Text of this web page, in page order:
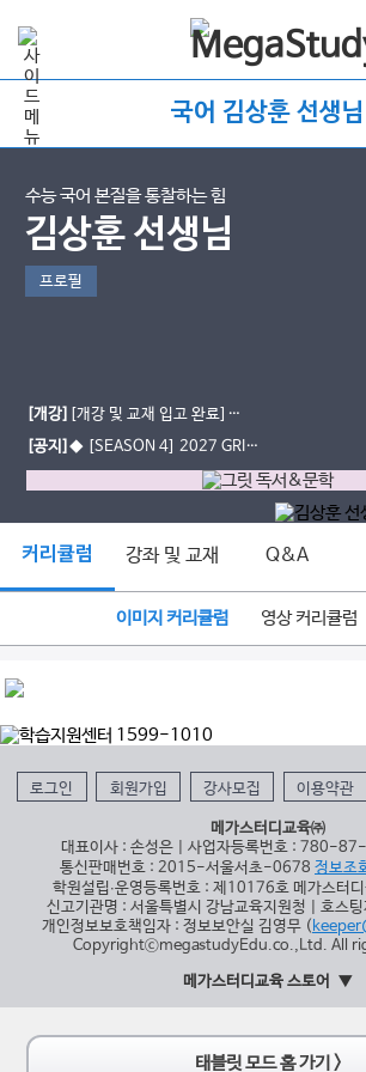
국어 김상훈 선생님
수능 국어 본질을 통찰하는 힘
김상훈 선생님
프로필
[개강] [개강 및 교재 입고 완료]
2028 본질로부터 시작하라
[공지]◆ [SEASON 4] 2027 GRIT
학습 계획표 ◆ (26.08.06.ver)
커리큘럼 강좌 및 교재 Q&A
이미지 커리큘럼 영상 커리큘럼
로그인 회원가입 강사모집 이용약관
메가스터디교육㈜
대표이사 : 손성은 | 사업자등록번호 : 780-
통신판매번호 : 2015-서울서초-0678 정보조
학원설립∙운영등록번호 : 제10176호 메가스터
신고기관명 : 서울특별시 강남교육지원청 | 호스
개인정보보호책임자 : 정보보안실 김영무 (
CopyrightⓒmegastudyEdu.co.,Ltd. All
메가스터디교육 스토어
태블릿 모드 홈 가기 >